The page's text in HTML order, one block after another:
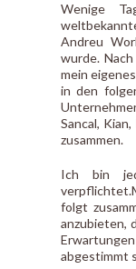
Wenige
Andreu
wurde.
mein
in den
Sancal,
zusammen.
Ich bin
folgt
anzubieten,
abgestimmt